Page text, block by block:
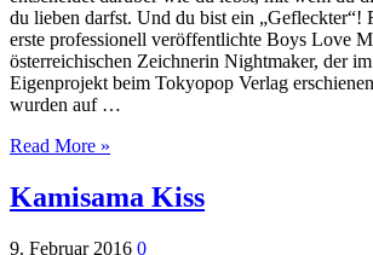
du lieben darfst. Und du bist ein „Gefleckter“!
erste professionell veröffentlichte Boys Love
österreichischen Zeichnerin Nightmaker, der
Eigenprojekt beim Tokyopop Verlag
wurden auf …
Read More »
Kamisama Kiss
9. Februar 2016 0